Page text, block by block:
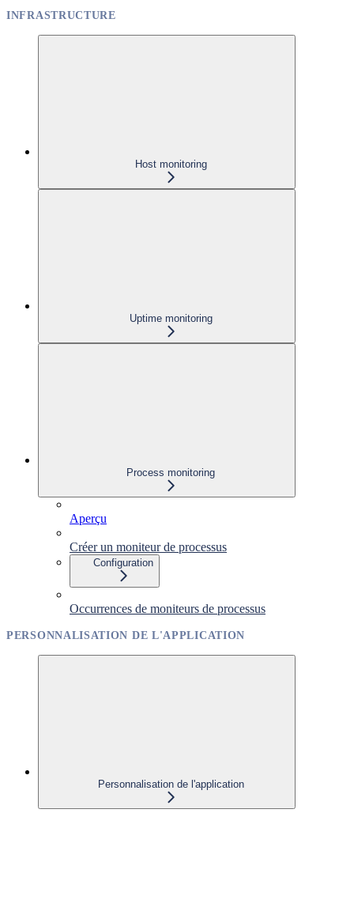
INFRASTRUCTURE
Host monitoring
Uptime monitoring
Process monitoring
Aperçu
Créer un moniteur de processus
Configuration
Occurrences de moniteurs de processus
PERSONNALISATION DE L'APPLICATION
Personnalisation de l'application